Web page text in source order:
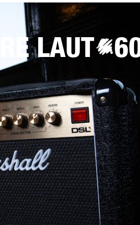
LAUT